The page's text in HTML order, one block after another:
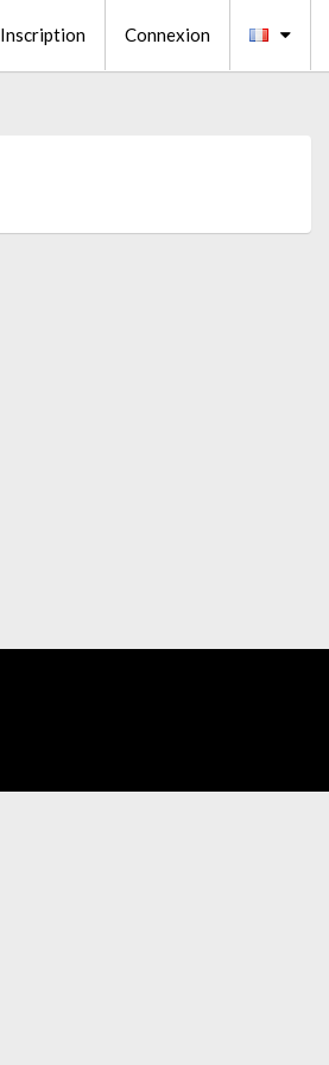
Inscription Connexion